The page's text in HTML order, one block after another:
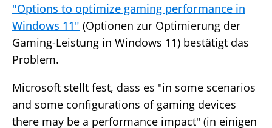
"Options to optimize gaming performance in
Windows 11" (Optionen zur Optimierung der
Gaming-Leistung in Windows 11) bestätigt das
Problem.
Microsoft stellt fest, dass es "in some scenarios
and some configurations of gaming devices
there may be a performance impact" (in einigen